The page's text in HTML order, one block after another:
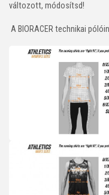
változott, módosítsd!
A BIORACER technikai